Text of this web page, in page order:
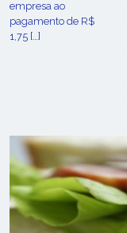
empresa ao
pagamento de R$
1,75 […]